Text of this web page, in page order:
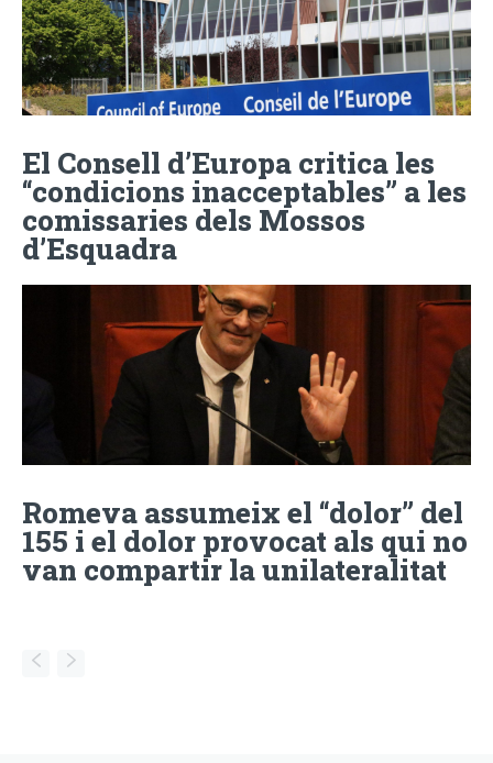
El Consell d’Europa critica les
“condicions inacceptables” a les
comissaries dels Mossos
d’Esquadra
Romeva assumeix el “dolor” del
155 i el dolor provocat als qui no
van compartir la unilateralitat